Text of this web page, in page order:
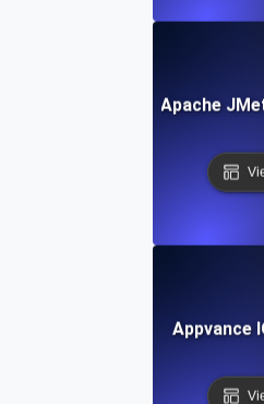
Apache
Appvance